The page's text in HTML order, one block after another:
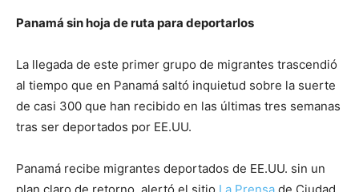
Panamá sin hoja de ruta para deportarlos
La llegada de este primer grupo de migrantes trascendió
al tiempo que en Panamá saltó inquietud sobre la suerte
de casi 300 que han recibido en las últimas tres semanas
tras ser deportados por EE.UU.
Panamá recibe migrantes deportados de EE.UU. sin un